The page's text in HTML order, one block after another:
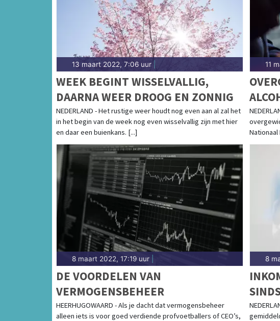
Coolplein in Heerhugowaard of het Waagplein in
regio vind je hier!
13 maart 2022, 7:06 uur
WEEK BEGINT WISSELVALLIG,
DAARNA WEER DROOG EN ZONNIG
NEDERLAND - Het rustige weer houdt nog even aan al zal het
in het begin van de week nog even wisselvallig zijn met hier
en daar een buienkans. [...]
11
8 maart 2022, 17:19 uur
DE VOORDELEN VAN
VERMOGENSBEHEER
HEERHUGOWAARD - Als je dacht dat vermogensbeheer
alleen iets is voor goed verdiende profvoetballers of CEO’s,
8